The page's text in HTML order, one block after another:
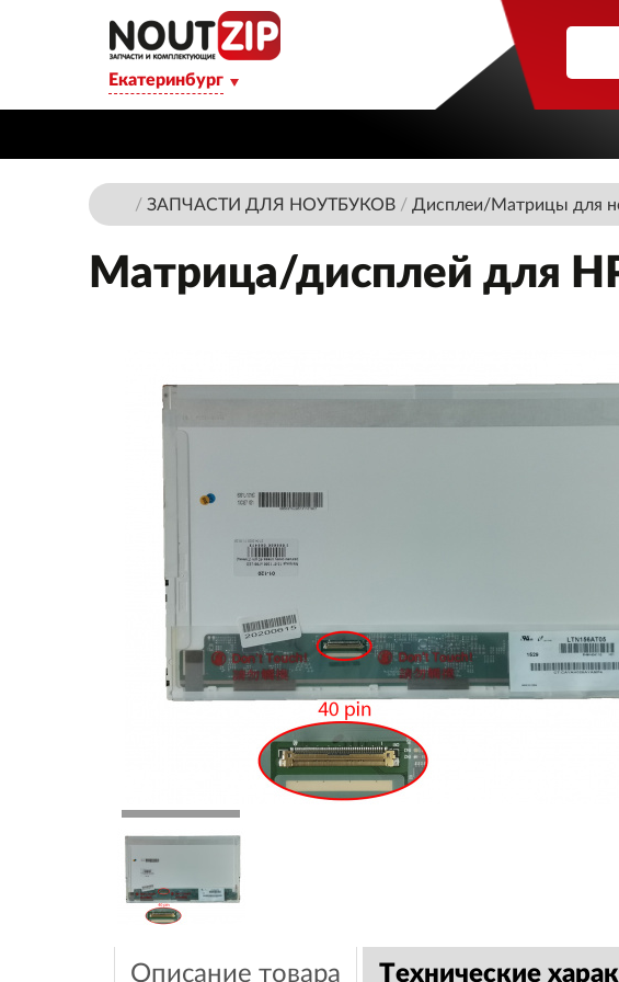
Екатеринбург
/ ЗАПЧАСТИ ДЛЯ НОУТБУКОВ/ Дисплеи/Матрицы для
Матрица/дисплей для
Описание товара Технические